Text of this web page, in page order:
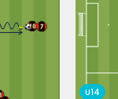
U14